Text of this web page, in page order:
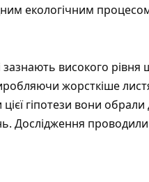
екологічним
високого рівня
жорсткіше
гіпотези вони
Дослідження проводили